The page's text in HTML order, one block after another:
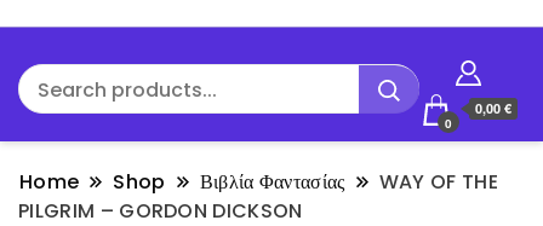
0
0,00 €
Home Shop Βιβλία Φαντασίας
WAY OF THE
PILGRIM – GORDON DICKSON